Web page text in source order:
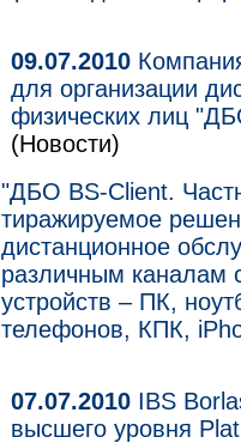
09.07.2010
для организации
физических лиц
(Новости)
"ДБО BS-Client.
тиражируемое
дистанционное
различным каналам
устройств – ПК,
телефонов, КПК,
07.07.2010 IBS
высшего уровня